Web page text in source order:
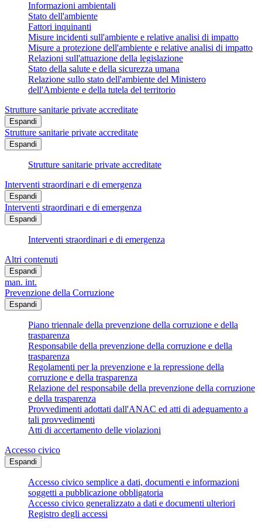
Informazioni ambientali
Stato dell'ambiente
Fattori inquinanti
Misure incidenti sull'ambiente e relative analisi di impatto
Misure a protezione dell'ambiente e relative analisi di impatto
Relazioni sull'attuazione della legislazione
Stato della salute e della sicurezza umana
Relazione sullo stato dell'ambiente del Ministero
dell'Ambiente e della tutela del territorio
Strutture sanitarie private accreditate
Espandi
Strutture sanitarie private accreditate
Espandi
Strutture sanitarie private accreditate
Interventi straordinari e di emergenza
Espandi
Interventi straordinari e di emergenza
Espandi
Interventi straordinari e di emergenza
Altri contenuti
Espandi
man. int.
Prevenzione della Corruzione
Espandi
Piano triennale della prevenzione della corruzione e della
trasparenza
Responsabile della prevenzione della corruzione e della
trasparenza
Regolamenti per la prevenzione e la repressione della
corruzione e della trasparenza
Relazione del responsabile della prevenzione della corruzione
e della trasparenza
Provvedimenti adottati dall'ANAC ed atti di adeguamento a
tali provvedimenti
Atti di accertamento delle violazioni
Accesso civico
Espandi
Accesso civico semplice a dati, documenti e informazioni
soggetti a pubblicazione obbligatoria
Accesso civico generalizzato a dati e documenti ulteriori
Registro degli accessi